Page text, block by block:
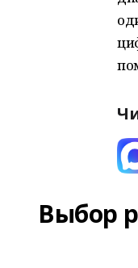
Выбор